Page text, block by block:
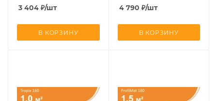
3 404 ₽/шт
В КОРЗИНУ
4 790 ₽/шт
В КОРЗИНУ